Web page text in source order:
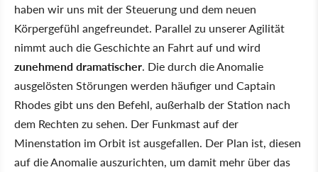
haben wir uns mit der Steuerung und dem neuen
Körpergefühl angefreundet. Parallel zu unserer Agilität
nimmt auch die Geschichte an Fahrt auf und wird
zunehmend dramatischer. Die durch die Anomalie
ausgelösten Störungen werden häufiger und Captain
Rhodes gibt uns den Befehl, außerhalb der Station nach
dem Rechten zu sehen. Der Funkmast auf der
Minenstation im Orbit ist ausgefallen. Der Plan ist, diesen
auf die Anomalie auszurichten, um damit mehr über das